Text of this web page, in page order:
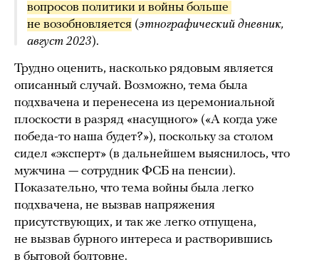
вопросов политики и войны больше
не возобновляется (этнографический дневник,
август 2023).
Трудно оценить, насколько рядовым является
описанный случай. Возможно, тема была
подхвачена и перенесена из церемониальной
плоскости в разряд «насущного» («А когда уже
победа-то наша будет?»), поскольку за столом
сидел «эксперт» (в дальнейшем выяснилось, что
мужчина — сотрудник ФСБ на пенсии).
Показательно, что тема войны была легко
подхвачена, не вызвав напряжения
присутствующих, и так же легко отпущена,
не вызвав бурного интереса и растворившись
в бытовой болтовне.